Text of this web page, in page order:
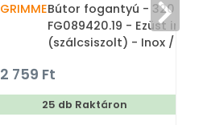
GRIMMEBútor fogantyú - 320
FG089420.19 - Ezüst inox
(szálcsiszolt) - Inox /
méretben gyártott fém
bútorfogantyú
2 759 Ft
25 db Raktáron